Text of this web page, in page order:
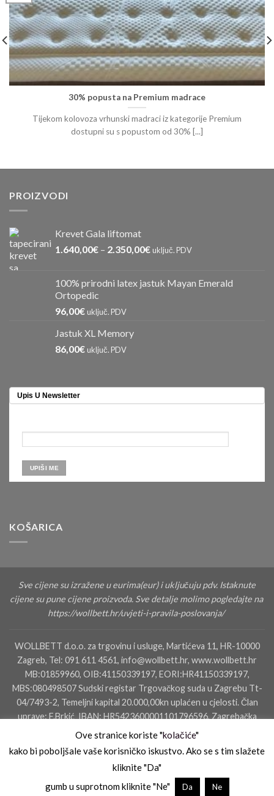
30% popusta na Premium madrace
Tijekom kolovoza vrhunski madraci iz kategorije Premium
dostupni su s popustom od 30% [...]
PROIZVODI
Krevet Gala liftomat
1.640,00€ – 2.350,00€ uključ. PDV
100% prirodni latex jastuk Mayan Emerald
Ortopedic
96,00€ uključ. PDV
Jastuk XL Memory
86,00€ uključ. PDV
Upis U Newsletter
KOŠARICA
Sve cijene su izražene u eurima(eur) i uključuju pdv. Istaknute
cijene su pune cijene proizvoda. Sve detalje molimo pogledajte na
https://wollbett.hr/uvjeti-i-pravila-poslovanja/
WOLLBETT d.o.o. za trgovinu i usluge, Martićeva 11, HR-10000
Zagreb, Tel: 091 611 4561, info@wollbett.hr, www.wollbett.hr
MB:01859960, OIB:41150339197, EORI:HR41150339197,
MBS:080498507 Sudski registar Trgovačkog suda u Zagrebu Tt-
04/7493-2, Temeljni kapital 20.000,00kn uplaćen u cjelosti. Član
uprave: F.Brkić IBAN: HR5423600001101796596, Zagrebačka
banka dd, SWIFT: ZABAHR2X IBAN: HR4823400091110160000,
KONTAKTIRAJTE NAS SALON ZAGREB
SALON ZADAR
UVJETI I PRAVILA POSLOVANJA
UVJETI PLAĆANJA
Ove stranice koriste "kolačiće"
kako bi poboljšale vaše korisničko iskustvo. Ako se s tim slažete
kliknite "Da"
gumb u suprotnom kliknite "Ne"
Da Ne